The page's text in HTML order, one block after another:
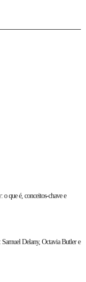
o que é, conceitos-chave e
Delany, Octavia Butler e